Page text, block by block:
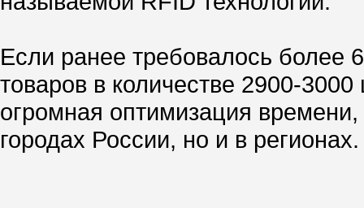
Если ранее требовалось более
товаров в количестве 2900-
огромная оптимизация
городах России, но и в регионах.